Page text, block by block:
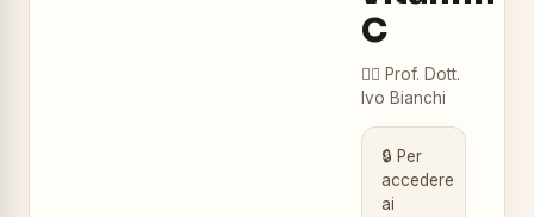
C
👨‍⚕️ Prof. Dott.
Ivo Bianchi
🔒 Per
accedere
ai